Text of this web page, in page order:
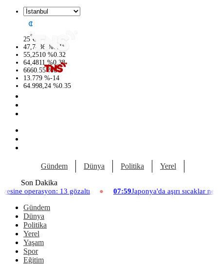
25°C
47,7436 %0.18
55,2510 %0.32
64,4811 %0.38
6660.55 %0
13.779 %-14
64.998,24 %0.35
Gündem Dünya Politika Yerel
Son Dakika
13 gözaltı 07:59Japonya'da aşırı sıcaklar nedeniyle
Gündem
Dünya
Politika
Yerel
Yaşam
Spor
Eğitim